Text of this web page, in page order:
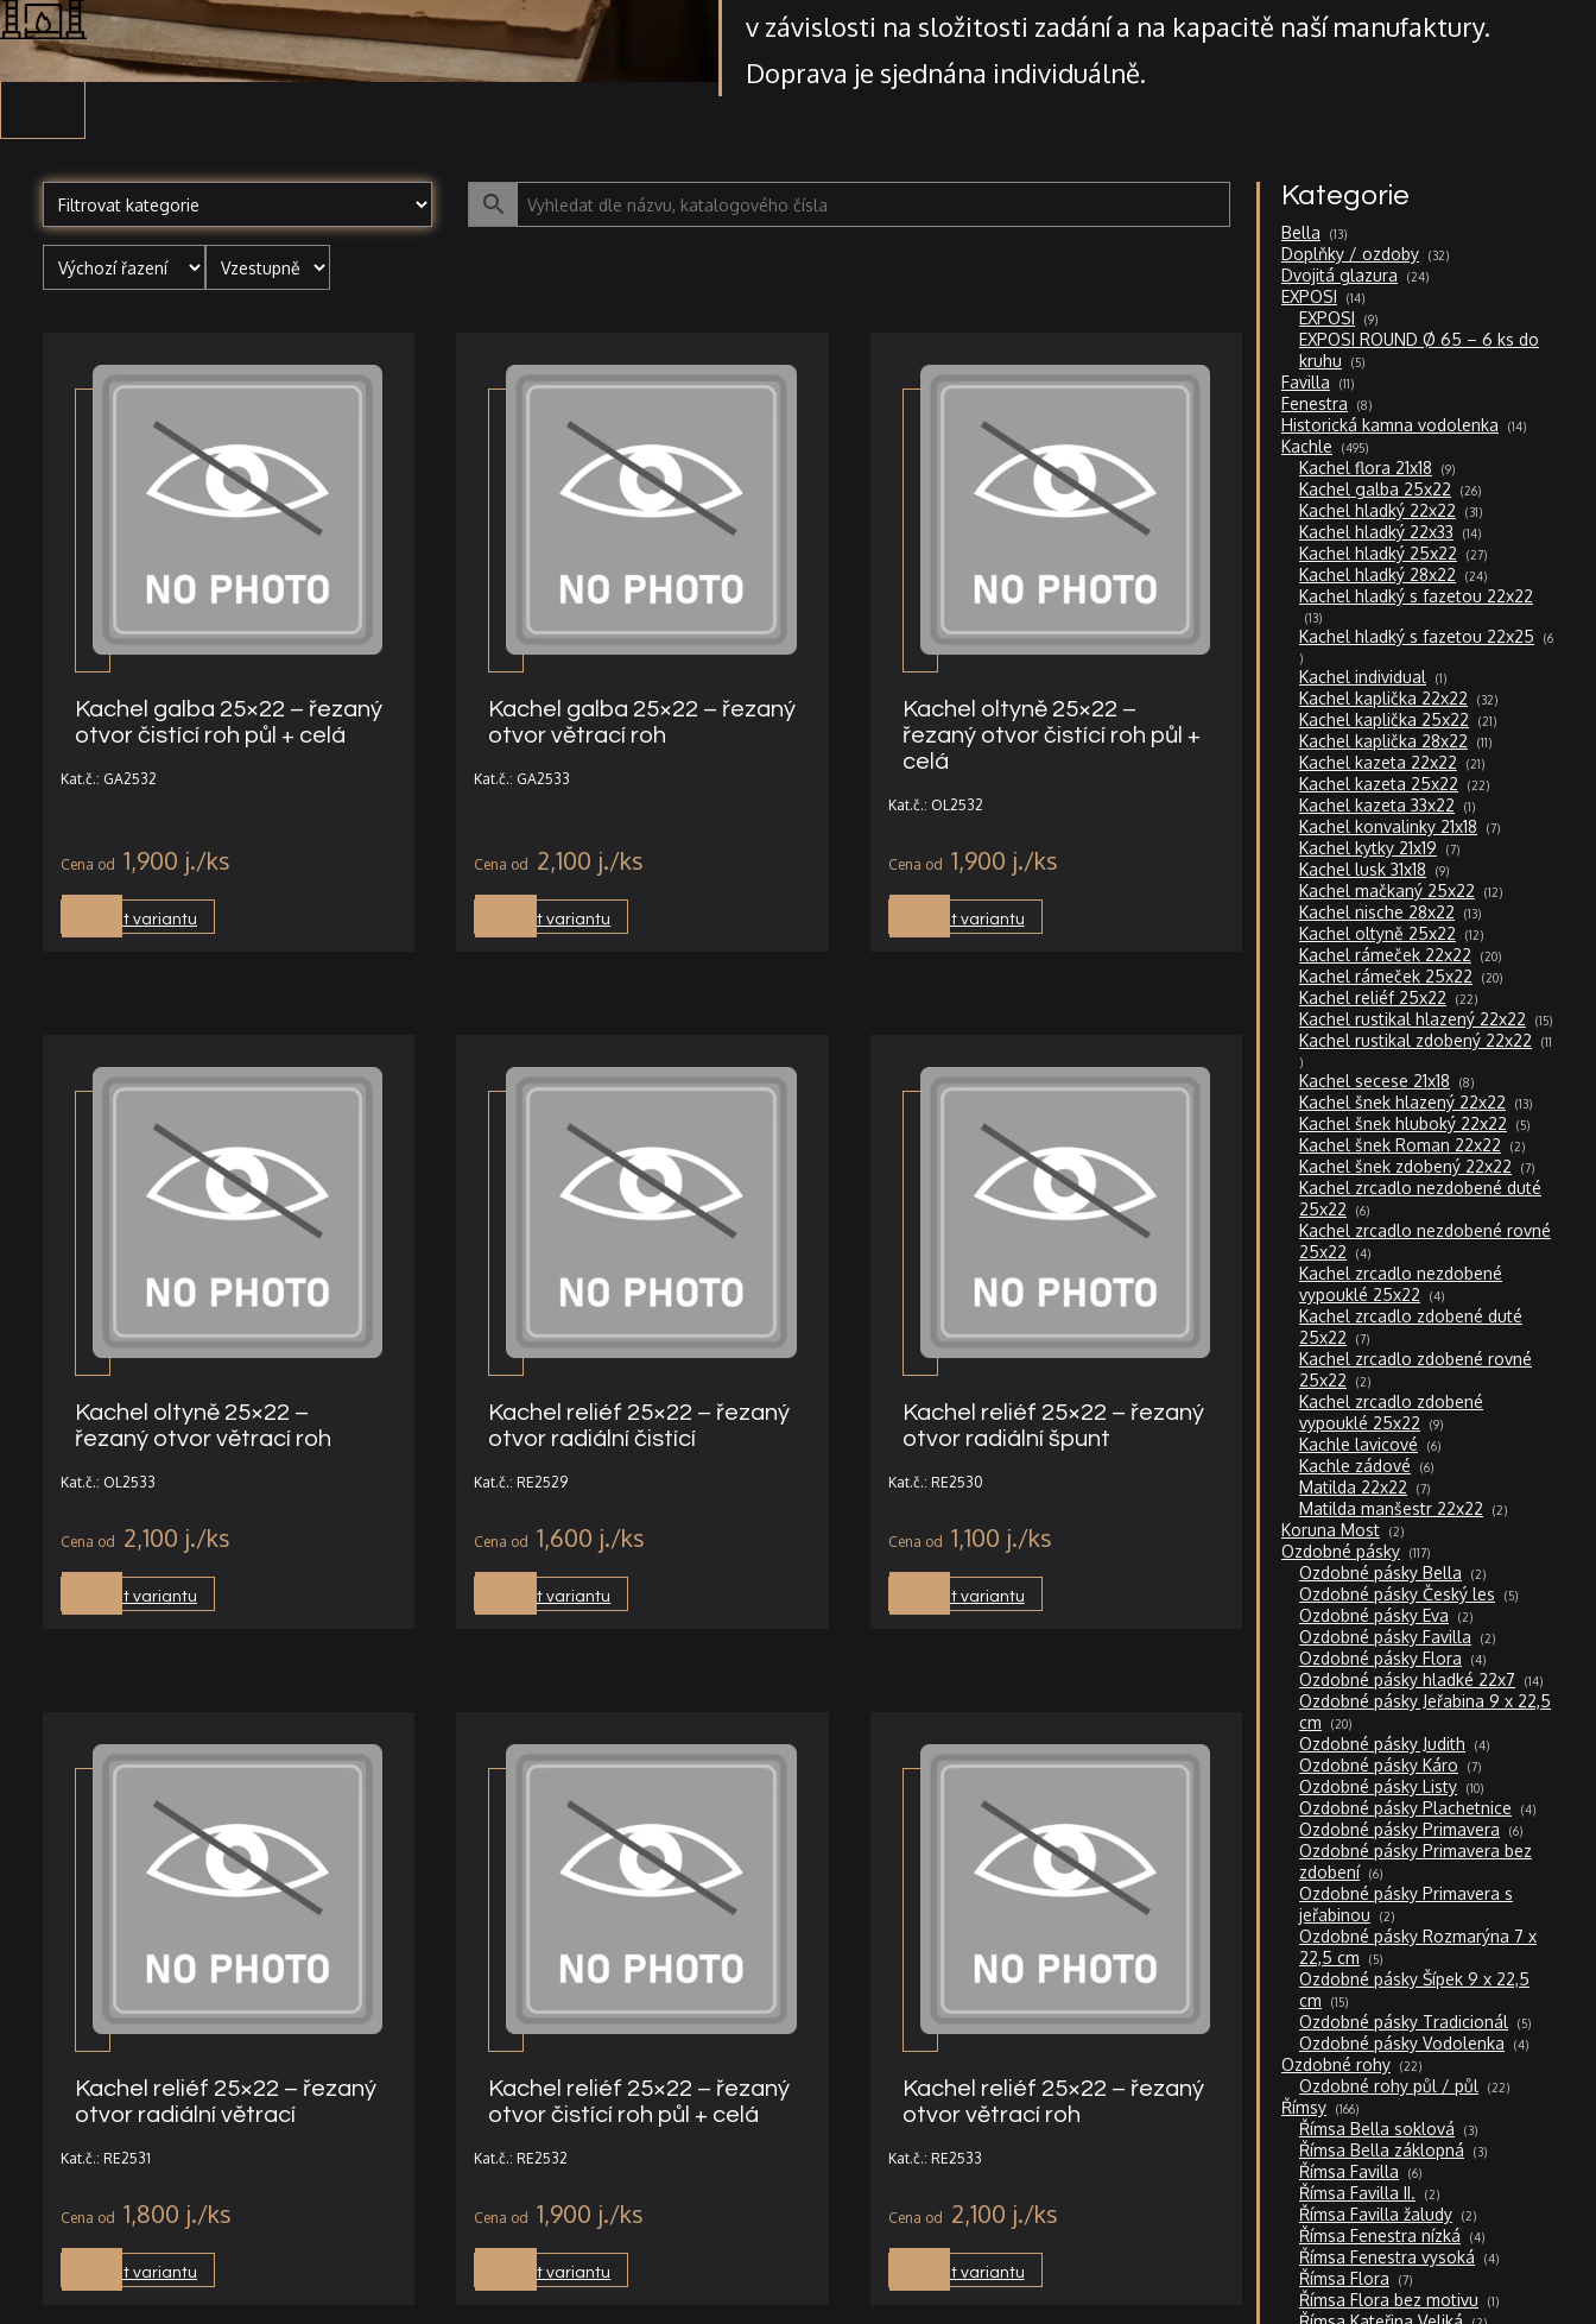
v závislosti na složitosti zadání a na kapacitě naší manufaktury.
Doprava je sjednána individuálně.
Kachel galba 25×22 – řezaný
otvor čistící roh půl + celá
Kat.č.: GA2532
1,900 j.
Vybrat variantu
Kachel galba 25×22 – řezaný
otvor větrací roh
Kat.č.: GA2533
2,100 j.
Vybrat variantu
Kachel oltyně 25×22 –
řezaný otvor čistící roh půl +
celá
Kat.č.: OL2532
1,900 j.
Vybrat variantu
Kachel oltyně 25×22 –
řezaný otvor větrací roh
Kat.č.: OL2533
2,100 j.
Vybrat variantu
Kachel reliéf 25×22 – řezaný
otvor radiální čistící
Kat.č.: RE2529
1,600 j.
Vybrat variantu
Kachel reliéf 25×22 – řezaný
otvor radiální špunt
Kat.č.: RE2530
1,100 j.
Vybrat variantu
Kachel reliéf 25×22 – řezaný
otvor radiální větrací
Kat.č.: RE2531
1,800 j.
Vybrat variantu
Kachel reliéf 25×22 – řezaný
otvor čistící roh půl + celá
Kat.č.: RE2532
1,900 j.
Vybrat variantu
Kachel reliéf 25×22 – řezaný
otvor větrací roh
Kat.č.: RE2533
2,100 j.
Vybrat variantu
Kategorie
Bella 1313
produktů
Doplňky / ozdoby 3232
produktů
Dvojitá glazura 2424
produktů
EXPOSI 1414
produktů
EXPOSI 99
produktů
EXPOSI ROUND Ø 65 – 6 ks do
kruhu
55
produktů
Favilla 1111
produktů
Fenestra 88
produktů
Historická kamna vodolenka 1414
produktů
Kachle 495495
produktů
Kachel flora 21x18 99
produktů
Kachel galba 25x22 2626
produktů
Kachel hladký 22x22 3131
produktů
Kachel hladký 22x33 1414
produktů
Kachel hladký 25x22 2727
produktů
Kachel hladký 28x22 2424
produktů
Kachel hladký s fazetou 22x22
1313
produktů
Kachel hladký s fazetou 22x25
6
6
produktů
Kachel individual 11
produkt
Kachel kaplička 22x22 3232
produktů
Kachel kaplička 25x22 2121
produktů
Kachel kaplička 28x22 1111
produktů
Kachel kazeta 22x22 2121
produktů
Kachel kazeta 25x22 2222
produktů
Kachel kazeta 33x22 11
produkt
Kachel konvalinky 21x18 77
produktů
Kachel kytky 21x19 77
produktů
Kachel lusk 31x18 99
produktů
Kachel mačkaný 25x22 1212
produktů
Kachel nische 28x22 1313
produktů
Kachel oltyně 25x22 1212
produktů
Kachel rámeček 22x22 2020
produktů
Kachel rámeček 25x22 2020
produktů
Kachel reliéf 25x22 2222
produktů
Kachel rustikal hlazený 22x22 1515
produktů
Kachel rustikal zdobený 22x22
11
11
produktů
Kachel secese 21x18 88
produktů
Kachel šnek hlazený 22x22 1313
produktů
Kachel šnek hluboký 22x22 55
produktů
Kachel šnek Roman 22x22 22
produkty
Kachel šnek zdobený 22x22 77
produktů
Kachel zrcadlo nezdobené duté
25x22
66
produktů
Kachel zrcadlo nezdobené rovné
25x22
44
produkty
Kachel zrcadlo nezdobené
vypouklé 25x22
44
produkty
Kachel zrcadlo zdobené duté
25x22
77
produktů
Kachel zrcadlo zdobené rovné
25x22
22
produkty
Kachel zrcadlo zdobené
vypouklé 25x22
99
produktů
Kachle lavicové 66
produktů
Kachle zádové 66
produktů
Matilda 22x22 77
produktů
Matilda manšestr 22x22 22
produkty
Koruna Most 22
produkty
Ozdobné pásky 117117
produktů
Ozdobné pásky Bella 22
produkty
Ozdobné pásky Český les 55
produktů
Ozdobné pásky Eva 22
produkty
Ozdobné pásky Favilla 22
produkty
Ozdobné pásky Flora 44
produkty
Ozdobné pásky hladké 22x7 1414
produktů
Ozdobné pásky Jeřabina 9 x 22,5
cm
2020
produktů
Ozdobné pásky Judith 44
produkty
Ozdobné pásky Káro 77
produktů
Ozdobné pásky Listy 1010
produktů
Ozdobné pásky Plachetnice 44
produkty
Ozdobné pásky Primavera 66
produktů
Ozdobné pásky Primavera bez
zdobení
66
produktů
Ozdobné pásky Primavera s
jeřabinou
22
produkty
Ozdobné pásky Rozmarýna 7 x
22,5 cm
55
produktů
Ozdobné pásky Šípek 9 x 22,5
cm
1515
produktů
Ozdobné pásky Tradicionál 55
produktů
Ozdobné pásky Vodolenka 44
produkty
Ozdobné rohy 2222
produktů
Ozdobné rohy půl / půl 2222
produktů
Římsy 166166
produktů
Římsa Bella soklová 33
produkty
Římsa Bella záklopná 33
produkty
Římsa Favilla 66
produktů
Římsa Favilla II. 22
produkty
Římsa Favilla žaludy 22
produkty
Římsa Fenestra nízká 44
produkty
Římsa Fenestra vysoká 44
produkty
Římsa Flora 77
produktů
Římsa Flora bez motivu 11
produkt
2